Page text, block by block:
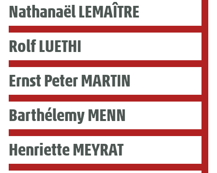
Nathanaël LEMAÎTRE
Rolf LUETHI
Ernst Peter MARTIN
Barthélemy MENN
Henriette MEYRAT